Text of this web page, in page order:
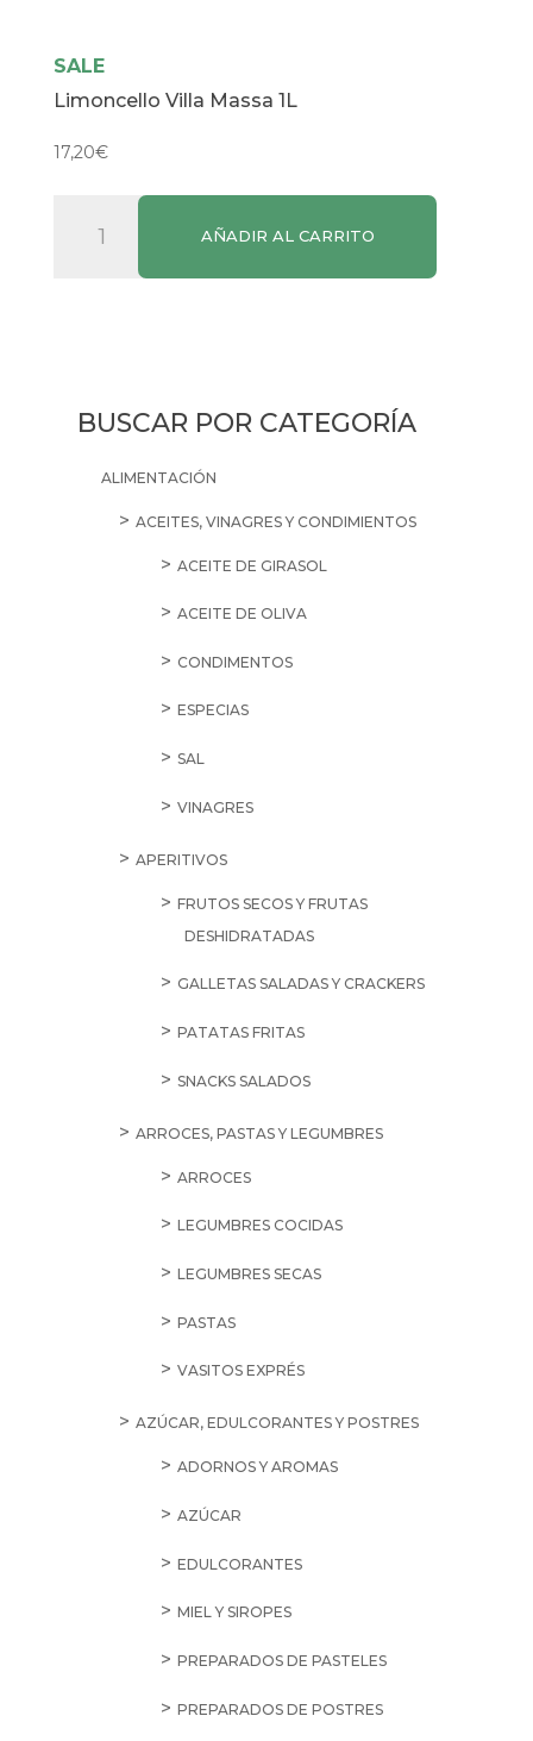
SALE
Limoncello Villa Massa 1L
17,20€
Limoncello
AÑADIR AL CARRITO
BUSCAR POR CATEGORÍA
ALIMENTACIÓN
ACEITES, VINAGRES Y CONDIMIENTOS
ACEITE DE GIRASOL
ACEITE DE OLIVA
CONDIMENTOS
ESPECIAS
SAL
VINAGRES
APERITIVOS
FRUTOS SECOS Y FRUTAS
DESHIDRATADAS
GALLETAS SALADAS Y CRACKERS
PATATAS FRITAS
SNACKS SALADOS
ARROCES, PASTAS Y LEGUMBRES
ARROCES
LEGUMBRES COCIDAS
LEGUMBRES SECAS
PASTAS
VASITOS EXPRÉS
AZÚCAR, EDULCORANTES Y POSTRES
ADORNOS Y AROMAS
AZÚCAR
EDULCORANTES
MIEL Y SIROPES
PREPARADOS DE PASTELES
PREPARADOS DE POSTRES